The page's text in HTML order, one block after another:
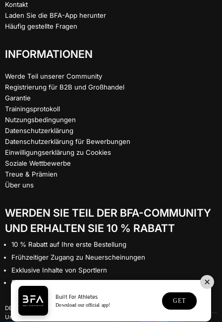
Kontakt
Laden Sie die BFA-App herunter
Häufig gestellte Fragen
INFORMATIONEN
Werde Teil unserer Community
Registrierung für B2B und Großhandel
Garantie
Trainingsprotokoll
Nutzungsbedingungen
Datenschutzerklärung
Datenschutzerklärung für Bewerbungen
Einwilligungserklärung zu Cookies
Soziale Wettbewerbe
Treue & Prämien
Über uns
WERDEN SIE TEIL DER BFA-COMMUNITY
UND ERHALTEN SIE 10 % RABATT
10 % Rabatt auf Ihre erste Bestellung
Frühzeitiger Zugang zu Neuerscheinungen
Exklusive Inhalte von Sportlern
Prämien nur für Mitglieder
Sprache wählen
DE Währung wählen
GBP £
Urheberrecht © 2026
Built For Athletes
Download our official app!
GET